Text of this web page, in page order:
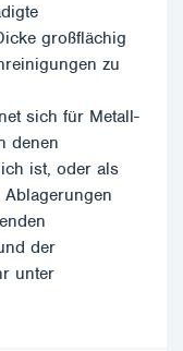
großflächig
zu
sich für Metall-
denen
ist, oder als
der
unter